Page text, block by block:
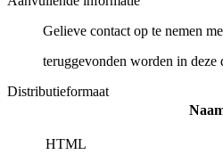
Gelieve contact op te nemen
teruggevonden worden in deze
Distributieformaat
HTML